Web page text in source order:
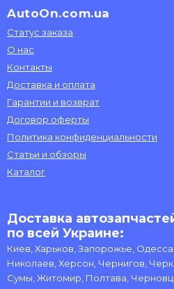
AutoOn.com.ua
Статус заказа
О нас
Контакты
Доставка и оплата
Гарантии и возврат
Договор оферты
Политика конфиденциальности
Статьи и обзоры
Каталог
Доставка
по всей Украине:
Киев, Харьков, Запорожье,
Николаев, Херсон, Чернигов,
Сумы, Житомир, Полтава,